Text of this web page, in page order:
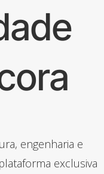
engenharia e
exclusiva